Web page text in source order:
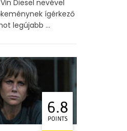
Diesel nevével
ígérkező
legújabb ...
6.8
POINTS